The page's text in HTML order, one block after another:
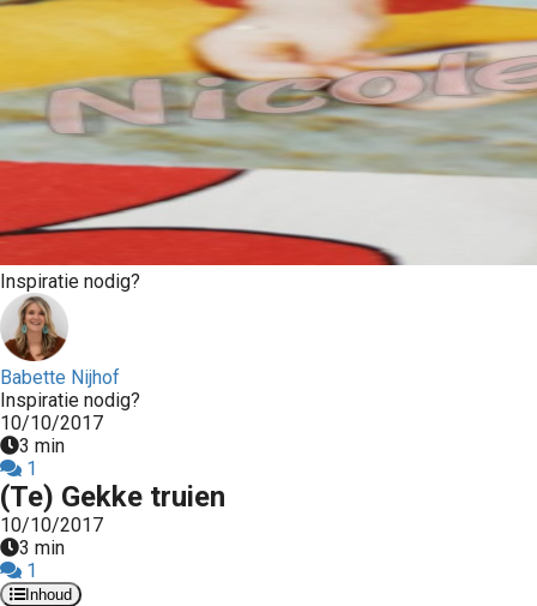
Inspiratie nodig?
Babette Nijhof
Inspiratie nodig?
10/10/2017
3 min
1
(Te) Gekke truien
10/10/2017
3 min
1
Inhoud